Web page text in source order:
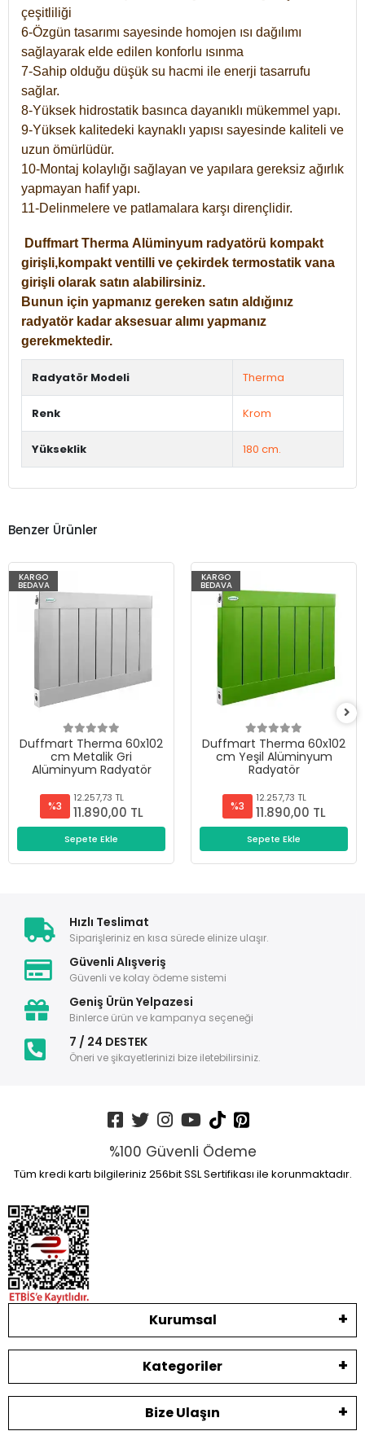
çeşitliliği
6-Özgün tasarımı sayesinde homojen ısı dağılımı
sağlayarak elde edilen konforlu ısınma
7-Sahip olduğu düşük su hacmi ile enerji tasarrufu
sağlar.
8-Yüksek hidrostatik basınca dayanıklı mükemmel yapı.
9-Yüksek kalitedeki kaynaklı yapısı sayesinde kaliteli ve
uzun ömürlüdür.
10-Montaj kolaylığı sağlayan ve yapılara gereksiz ağırlık
yapmayan hafif yapı.
11-Delinmelere ve patlamalara karşı dirençlidir.
Duffmart Therma Alüminyum radyatörü kompakt
girişli,kompakt ventilli ve çekirdek termostatik vana
girişli olarak satın alabilirsiniz.
Bunun için yapmanız gereken satın aldığınız
radyatör kadar aksesuar alımı yapmanız
gerekmektedir.
Radyatör Modeli Therma
Renk Krom
Yükseklik 180 cm.
Benzer Ürünler
KARGO
BEDAVA
Duffmart Therma 60x102
cm Metalik Gri
Alüminyum Radyatör
%3
12.257,73 TL
11.890,00 TL
Sepete Ekle
KARGO
BEDAVA
Duffmart Therma 60x102
cm Yeşil Alüminyum
Radyatör
%3
12.257,73 TL
11.890,00 TL
Sepete Ekle
Hızlı Teslimat
Siparişleriniz en kısa sürede elinize ulaşır.
Güvenli Alışveriş
Güvenli ve kolay ödeme sistemi
Geniş Ürün Yelpazesi
Binlerce ürün ve kampanya seçeneği
7 / 24 DESTEK
Öneri ve şikayetlerinizi bize iletebilirsiniz.
%100 Güvenli Ödeme
Tüm kredi kartı bilgileriniz 256bit SSL Sertifikası ile korunmaktadır.
Kurumsal
Kategoriler
Bize Ulaşın